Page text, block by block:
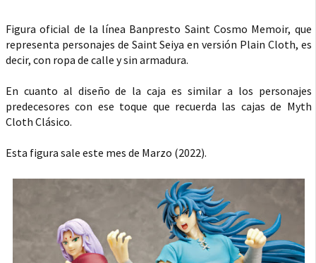
Figura oficial de la línea Banpresto Saint Cosmo Memoir, que
representa personajes de Saint Seiya en versión Plain Cloth, es
decir, con ropa de calle y sin armadura.
En cuanto al diseño de la caja es similar a los personajes
predecesores con ese toque que recuerda las cajas de Myth
Cloth Clásico.
Esta figura sale este mes de Marzo (2022).